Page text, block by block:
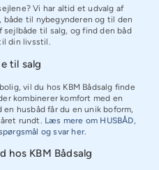
Vi har altid et udvalg af
til nybegynderen og til den
sejlbåde til salg, og find den båd
din livsstil.
til salg
vil du hos KBM Bådsalg finde
kombinerer komfort med en
husbåd får du en unik boform,
rundt. Læs mere om HUSBÅD,
og svar her.
hos KBM Bådsalg